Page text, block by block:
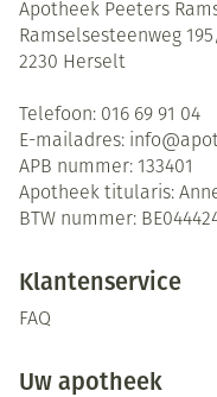
Apotheek Peeters
Ramselsesteenweg
2230 Herselt
Telefoon: 016 69 91 04
E-mailadres: info@
APB nummer: 133401
Apotheek titularis:
BTW nummer:
Klantenservice
FAQ
Uw apotheek